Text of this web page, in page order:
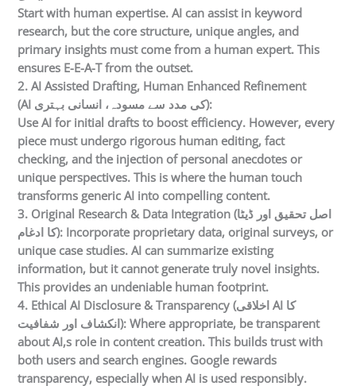
Start with human expertise. AI can assist in keyword
research, but the core structure, unique angles, and
primary insights must come from a human expert. This
ensures E-E-A-T from the outset.
2. AI Assisted Drafting, Human Enhanced Refinement
(AI کی مدد سے مسودہ، انسانی بہتری):
Use AI for initial drafts to boost efficiency. However, every
piece must undergo rigorous human editing, fact
checking, and the injection of personal anecdotes or
unique perspectives. This is where the human touch
transforms generic AI into compelling content.
3. Original Research & Data Integration (اصل تحقیق اور ڈیٹا
کا ادغام): Incorporate proprietary data, original surveys, or
unique case studies. AI can summarize existing
information, but it cannot generate truly novel insights.
This provides an undeniable human footprint.
4. Ethical AI Disclosure & Transparency (اخلاقی AI کا
انکشاف اور شفافیت): Where appropriate, be transparent
about AI,s role in content creation. This builds trust with
both users and search engines. Google rewards
transparency, especially when AI is used responsibly.